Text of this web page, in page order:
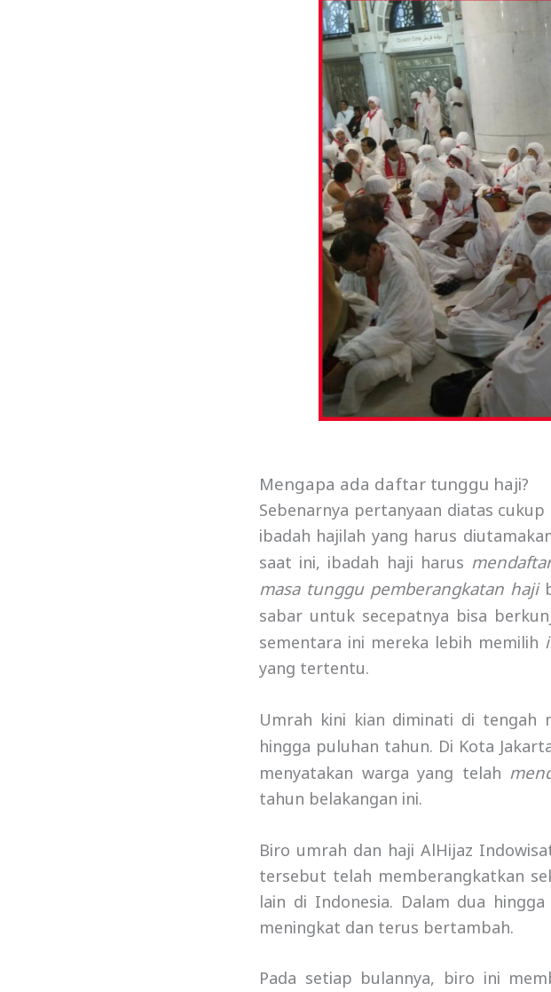
Mengapa ada daftar tunggu haji?
Sebenarnya pertanyaan diatas
ibadah hajilah yang harus
saat ini, ibadah haji harus
masa tunggu pemberangkatan haji
sabar untuk secepatnya bisa
sementara ini mereka lebih memilih
yang tertentu.
Umrah kini kian diminati di tengah
hingga puluhan tahun. Di Kota
menyatakan warga yang telah
tahun belakangan ini.
Biro umrah dan haji AlHijaz
tersebut telah memberangkatkan
lain di Indonesia. Dalam dua
meningkat dan terus bertambah.
Pada setiap bulannya, biro ini